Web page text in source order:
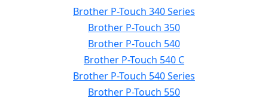
Brother P-Touch 340 Series
Brother P-Touch 350
Brother P-Touch 540
Brother P-Touch 540 C
Brother P-Touch 540 Series
Brother P-Touch 550